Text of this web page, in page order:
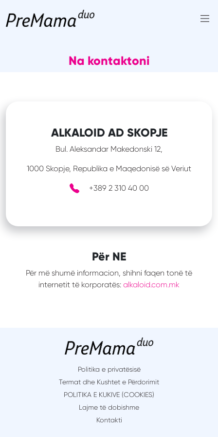
Na kontaktoni
ALKALOID AD SKOPJE
Bul. Aleksandar Makedonski 12,
1000 Skopje, Republika e Maqedonisë së Veriut
+389 2 310 40 00
Për NE
Për më shumë informacion, shihni faqen tonë të
internetit të korporatës: alkaloid.com.mk
Politika e privatësisë
Termat dhe Kushtet e Përdorimit
POLITIKA E KUKIVE (COOKIES)
Lajme të dobishme
Kontakti